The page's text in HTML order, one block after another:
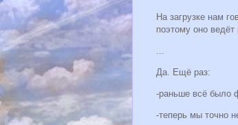
На загрузке нам
поэтому оно ведёт
Да. Ещё раз:
-раньше всё было
-теперь мы точно